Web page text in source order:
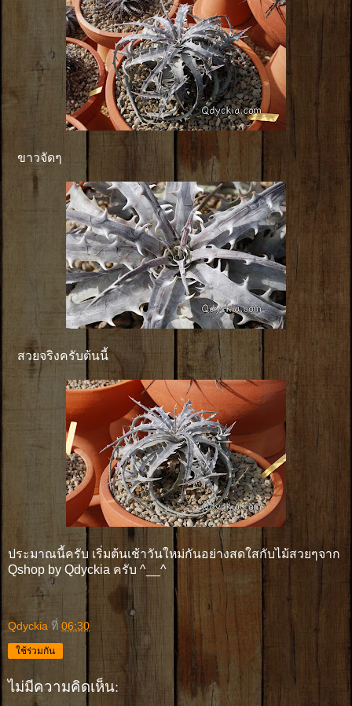
ขาวจัดๆ
สวยจริงครับต้นนี้
ประมาณนี้ครับ เริ่มต้นเช้าวันใหม่กันอย่างสดใสกับไม้สวยๆจาก
Qshop by Qdyckia ครับ ^__^
Qdyckia ที่ 06:30
ใช้ร่วมกัน
ไม่มีความคิดเห็น: